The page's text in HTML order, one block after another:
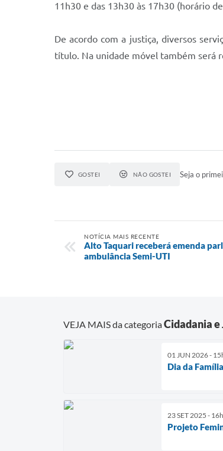
11h30 e das 13h30 às 17h30 (horário
De acordo com a justiça, diversos
título. Na unidade móvel também será
GOSTEI NÃO GOSTEI Seja o
NOTÍCIA MAIS RECENTE
Alto Taquari receberá emenda
ambulância Semi-UTI
VEJA MAIS da categoriaCidadania e
01 JUN 2026 -
Dia da
23 SET 2025 -
Projeto